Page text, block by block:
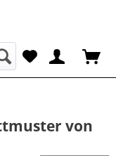
von